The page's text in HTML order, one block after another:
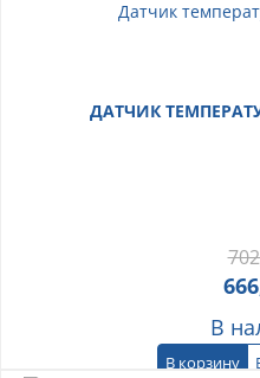
ДАТЧИК
В
В корзину